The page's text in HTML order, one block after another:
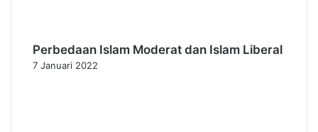
Perbedaan Islam Moderat dan Islam Liberal
7 Januari 2022